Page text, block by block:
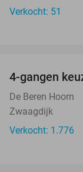
Verkocht: 51
4-gangen
De Beren Hoorn
Zwaagdijk
Verkocht: 1.776